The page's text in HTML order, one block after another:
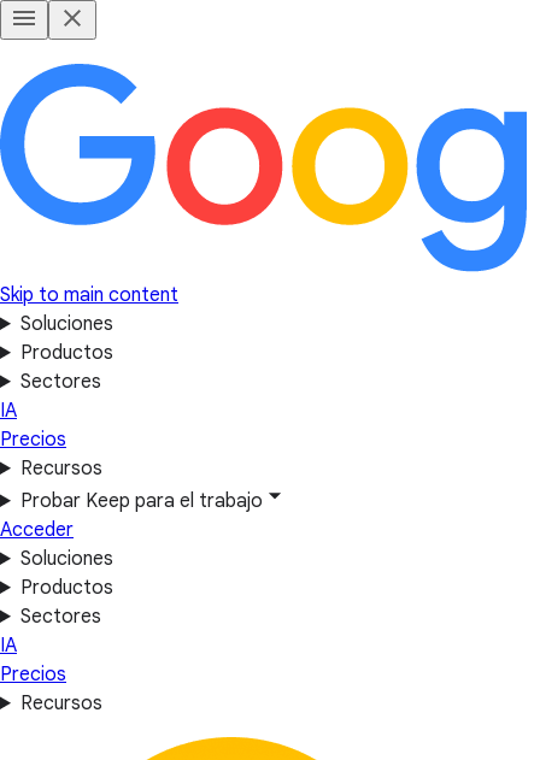
Skip to main content
Soluciones
Productos
Sectores
IA
Precios
Recursos
Probar Keep para el trabajo
Acceder
Soluciones
Productos
Sectores
IA
Precios
Recursos